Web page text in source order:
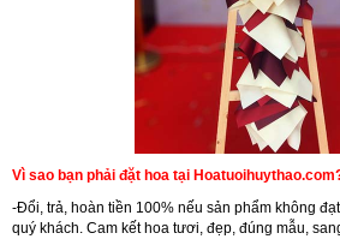
Vì sao bạn phải đặt hoa tại
-Đổi, trả, hoàn tiền 100% nếu sản phẩm không
quý khách. Cam kết hoa tươi, đẹp, đúng mẫu,